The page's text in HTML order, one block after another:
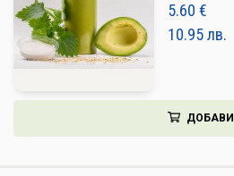
5.60 €
10.95 лв.
ДОБАВИ